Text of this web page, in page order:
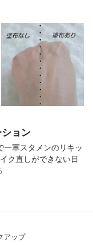
ション
一軍スタメンのリキッ
ク直しができない日
アップ